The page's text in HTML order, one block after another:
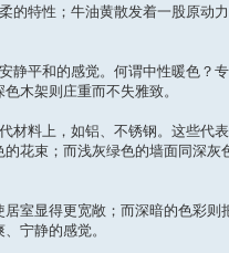
的特性；牛油黄散发着一股原动
平和的感觉。何谓中性暖色？专
木架则庄重而不失雅致。
材料上，如铝、不锈钢。这些代
花束；而浅灰绿色的墙面同深灰
室显得更宽敞；而深暗的色彩则
宁静的感觉。